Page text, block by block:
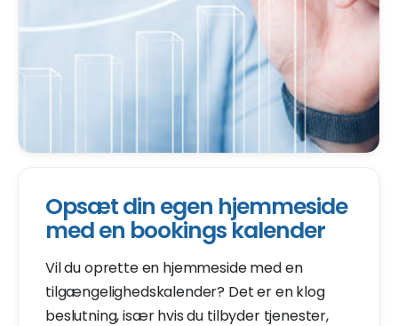
Opsæt din egen hjemmeside
med en bookings kalender
Vil du oprette en hjemmeside med en
tilgængelighedskalender? Det er en klog
beslutning, især hvis du tilbyder tjenester,